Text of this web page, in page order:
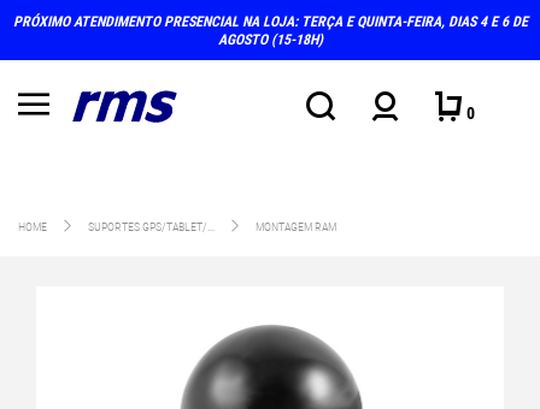
PRÓXIMO ATENDIMENTO PRESENCIAL NA LOJA: TERÇA E QUINTA-FEIRA, DIAS 4 E 6 DE
AGOSTO (15-18H)
0
HOME SUPORTES GPS/TABLET/... MONTAGEM RAM